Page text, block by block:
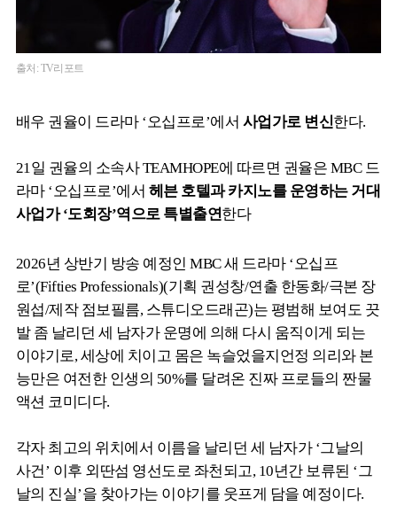
출처: TV리포트
배우 권율이 드라마 ‘오십프로’에서 사업가로 변신한다.
21일 권율의 소속사 TEAMHOPE에 따르면 권율은 MBC 드
라마 ‘오십프로’에서 헤븐 호텔과 카지노를 운영하는 거대
사업가 ‘도회장’역으로 특별출연한다
2026년 상반기 방송 예정인 MBC 새 드라마 ‘오십프
로’(Fifties Professionals)(기획 권성창/연출 한동화/극본 장
원섭/제작 점보필름, 스튜디오드래곤)는 평범해 보여도 끗
발 좀 날리던 세 남자가 운명에 의해 다시 움직이게 되는
이야기로, 세상에 치이고 몸은 녹슬었을지언정 의리와 본
능만은 여전한 인생의 50%를 달려온 진짜 프로들의 짠물
액션 코미디다.
각자 최고의 위치에서 이름을 날리던 세 남자가 ‘그날의
사건’ 이후 외딴섬 영선도로 좌천되고, 10년간 보류된 ‘그
날의 진실’을 찾아가는 이야기를 웃프게 담을 예정이다.